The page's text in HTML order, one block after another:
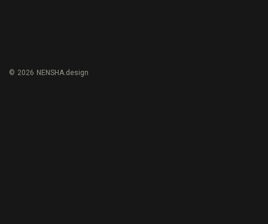
© 2026 NENSHA.design